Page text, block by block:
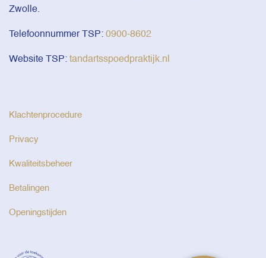
Zwolle.
Telefoonnummer TSP: 0900-8602
Website TSP: tandartsspoedpraktijk.nl
Klachtenprocedure
Privacy
Kwaliteitsbeheer
Betalingen
Openingstijden